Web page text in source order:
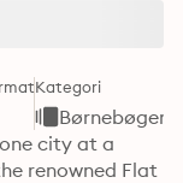
Kategori
Børnebøger
city at a
renowned Flat